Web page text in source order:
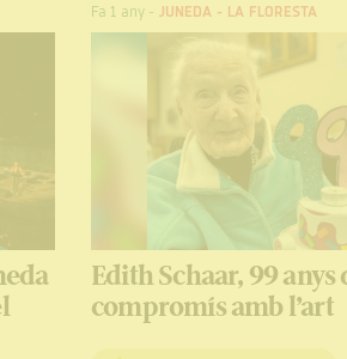
Fa 1 any-JUNEDA - LA FLORESTA
Edith Schaar, 99 anys
compromís amb l’art